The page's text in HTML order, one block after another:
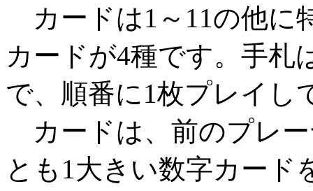
カードは1～11の他に
カードが4種です。手札
で、順番に1枚プレイし
カードは、前のプレ
とも1大きい数字カード